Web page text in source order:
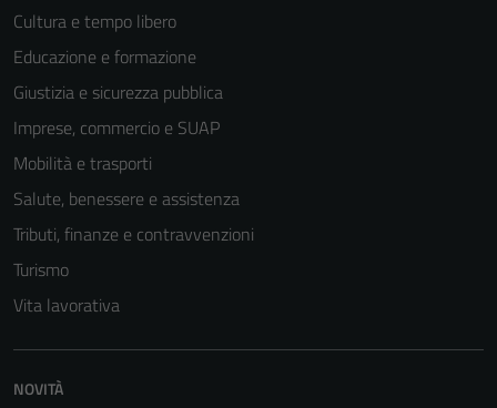
Cultura e tempo libero
Educazione e formazione
Giustizia e sicurezza pubblica
Imprese, commercio e SUAP
Mobilità e trasporti
Salute, benessere e assistenza
Tributi, finanze e contravvenzioni
Turismo
Vita lavorativa
NOVITÀ